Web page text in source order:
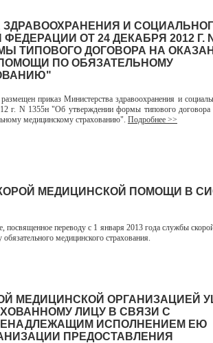
ЗДРАВООХРАНЕНИЯ И
ОТ 24 ДЕКАБРЯ 2012 Г. N
ТИПОВОГО ДОГОВОРА НА
ПО ОБЯЗАТЕЛЬНОМУ
приказ Министерства здравоохранения и
г. N 1355н "Об утверждении формы типового договора
медицинскому страхованию". Подробнее >>
МЕДИЦИНСКОЙ ПОМОЩИ В
посвященное переводу с 1 января 2013 года службы
медицинского страхования.
МЕДИЦИНСКОЙ ОРГАНИЗАЦИЕЙ
ЛИЦУ В СВЯЗИ С
ИСПОЛНЕНИЕМ ЕЮ
ПРЕДОСТАВЛЕНИЯ